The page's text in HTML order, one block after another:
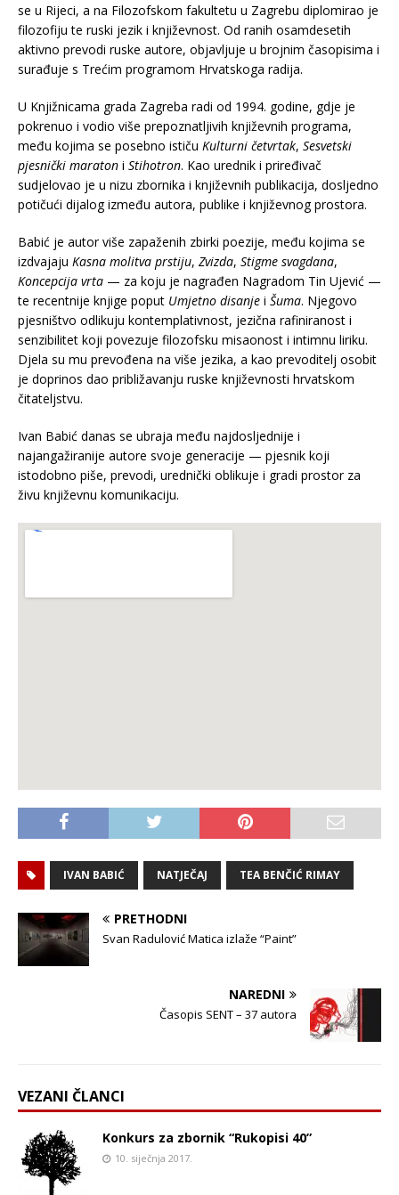
se u Rijeci, a na Filozofskom fakultetu u Zagrebu diplomirao je
filozofiju te ruski jezik i književnost. Od ranih osamdesetih
aktivno prevodi ruske autore, objavljuje u brojnim časopisima i
surađuje s Trećim programom Hrvatskoga radija.
U Knjižnicama grada Zagreba radi od 1994. godine, gdje je
pokrenuo i vodio više prepoznatljivih književnih programa,
među kojima se posebno ističu Kulturni četvrtak, Sesvetski
pjesnički maraton i Stihotron. Kao urednik i priređivač
sudjelovao je u nizu zbornika i književnih publikacija, dosljedno
potičući dijalog između autora, publike i književnog prostora.
Babić je autor više zapaženih zbirki poezije, među kojima se
izdvajaju Kasna molitva prstiju, Zvizda, Stigme svagdana,
Koncepcija vrta — za koju je nagrađen Nagradom Tin Ujević —
te recentnije knjige poput Umjetno disanje i Šuma. Njegovo
pjesništvo odlikuju kontemplativnost, jezična rafiniranost i
senzibilitet koji povezuje filozofsku misaonost i intimnu liriku.
Djela su mu prevođena na više jezika, a kao prevoditelj osobit
je doprinos dao približavanju ruske književnosti hrvatskom
čitateljstvu.
Ivan Babić danas se ubraja među najdosljednije i
najangažiranije autore svoje generacije — pjesnik koji
istodobno piše, prevodi, urednički oblikuje i gradi prostor za
živu književnu komunikaciju.
IVAN BABIĆ NATJEČAJ TEA BENČIĆ RIMAY
PRETHODNI
Svan Radulović Matica izlaže “Paint”
NAREDNI
Časopis SENT – 37 autora
VEZANI ČLANCI
Konkurs za zbornik “Rukopisi 40”
10. siječnja 2017.